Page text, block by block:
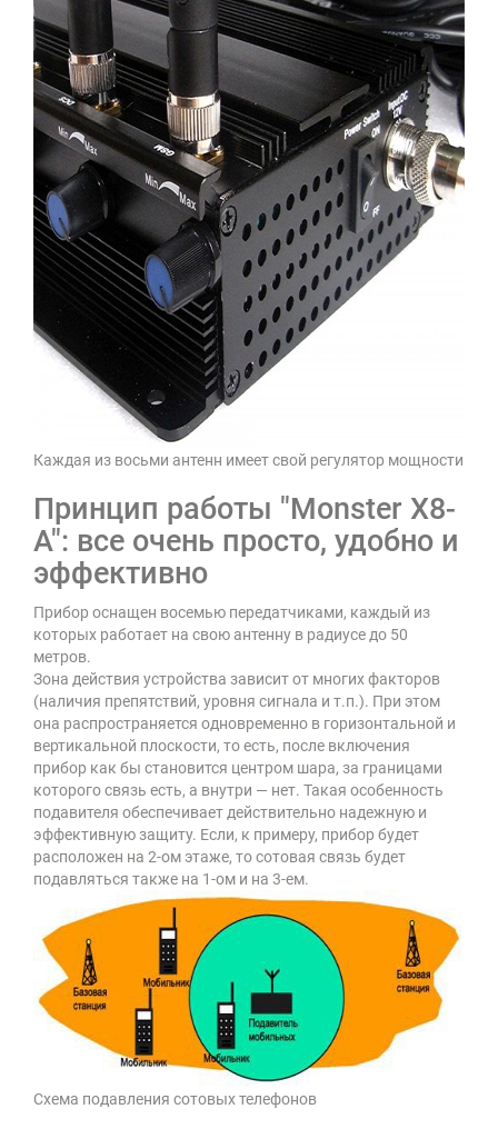
Каждая из восьми антенн имеет свой регулятор мощности
Принцип работы "Monster X8-
A": все очень просто, удобно и
эффективно
Прибор оснащен восемью передатчиками, каждый из
которых работает на свою антенну в радиусе до 50
метров.
Зона действия устройства зависит от многих факторов
(наличия препятствий, уровня сигнала и т.п.). При этом
она распространяется одновременно в горизонтальной и
вертикальной плоскости, то есть, после включения
прибор как бы становится центром шара, за границами
которого связь есть, а внутри — нет. Такая особенность
подавителя обеспечивает действительно надежную и
эффективную защиту. Если, к примеру, прибор будет
расположен на 2-ом этаже, то сотовая связь будет
подавляться также на 1-ом и на 3-ем.
Схема подавления сотовых телефонов